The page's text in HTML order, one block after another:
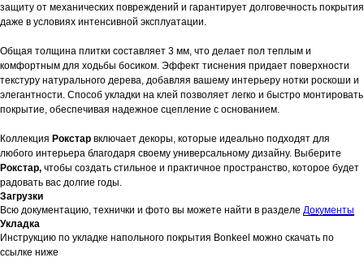
защиту от механических повреждений и гарантирует долговечность покрытия
даже в условиях интенсивной эксплуатации.
Общая толщина плитки составляет 3 мм, что делает пол теплым и
комфортным для ходьбы босиком. Эффект тиснения придает поверхности
текстуру натурального дерева, добавляя вашему интерьеру нотки роскоши и
элегантности. Способ укладки на клей позволяет легко и быстро монтировать
покрытие, обеспечивая надежное сцепление с основанием.
Коллекция Рокстар включает декоры, которые идеально подходят для
любого интерьера благодаря своему универсальному дизайну. Выберите
Рокстар, чтобы создать стильное и практичное пространство, которое будет
радовать вас долгие годы.
Загрузки
Всю документацию, технички и фото вы можете найти в разделе Документы
Укладка
Инструкцию по укладке напольного покрытия Bonkeel можно скачать по
ссылке ниже